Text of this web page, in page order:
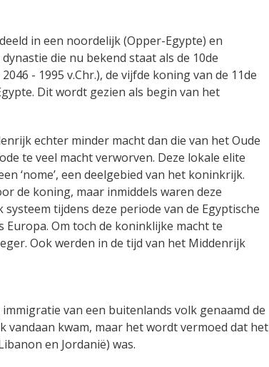
in een noordelijk (Opper-Egypte) en
die nu bekend staat als de 10de
- 1995 v.Chr.), de vijfde koning van de 11de
Dit wordt gezien als begin van het
echter minder macht dan die van het Oude
te veel macht verworven. Deze lokale elite
‘nome’, een deelgebied van het koninkrijk.
de koning, maar inmiddels waren deze
tijdens deze periode van de Egyptische
Om toch de koninklijke macht te
Ook werden in de tijd van het Middenrijk
van een buitenlands volk genaamd de
kwam, maar het wordt vermoed dat het
en Jordanië) was.